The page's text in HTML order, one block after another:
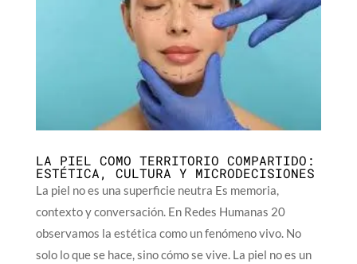
LA PIEL COMO TERRITORIO COMPARTIDO:
ESTÉTICA, CULTURA Y MICRODECISIONES
La piel no es una superficie neutra Es memoria,
contexto y conversación. En Redes Humanas 20
observamos la estética como un fenómeno vivo. No
solo lo que se hace, sino cómo se vive. La piel no es un